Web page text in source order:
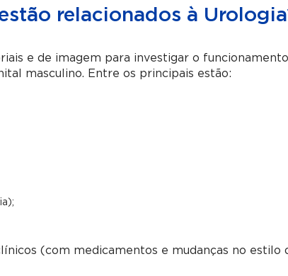
relacionados à
e de imagem para investigar o funcionamento
masculino. Entre os principais estão:
(com medicamentos e mudanças no estilo